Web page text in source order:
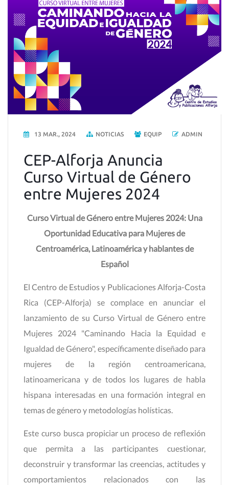
13 MAR., 2024 NOTICIAS EQUIP ADMIN
CEP-Alforja Anuncia
Curso Virtual de Género
entre Mujeres 2024
Curso Virtual de Género entre Mujeres 2024: Una
Oportunidad Educativa para Mujeres de
Centroamérica, Latinoamérica y hablantes de
Español
El Centro de Estudios y Publicaciones Alforja-Costa
Rica (CEP-Alforja) se complace en anunciar el
lanzamiento de su Curso Virtual de Género entre
Mujeres 2024 "Caminando Hacia la Equidad e
Igualdad de Género", específicamente diseñado para
mujeres de la región centroamericana,
latinoamericana y de todos los lugares de habla
hispana interesadas en una formación integral en
temas de género y metodologías holísticas.
Este curso busca propiciar un proceso de reflexión
que permita a las participantes cuestionar,
deconstruir y transformar las creencias, actitudes y
comportamientos relacionados con las